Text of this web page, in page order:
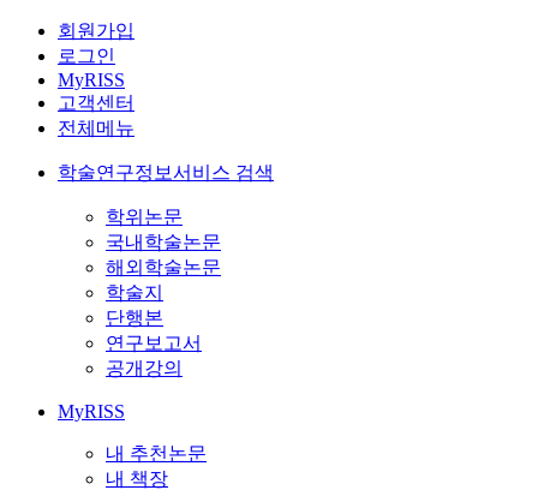
회원가입
로그인
MyRISS
고객센터
전체메뉴
학술연구정보서비스 검색
학위논문
국내학술논문
해외학술논문
학술지
단행본
연구보고서
공개강의
MyRISS
내 추천논문
내 책장